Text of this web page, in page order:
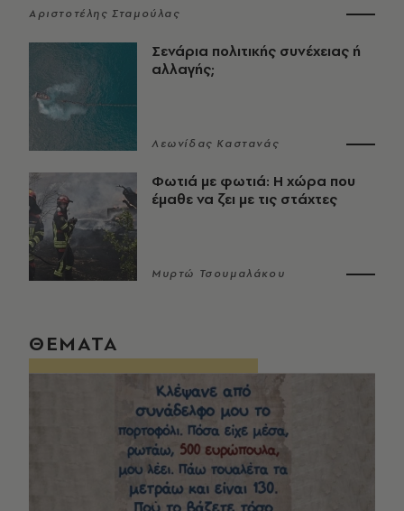
Αριστοτέλης Σταμούλας
Σενάρια πολιτικής συνέχειας ή
αλλαγής;
Λεωνίδας Καστανάς
Φωτιά με φωτιά: Η χώρα που
έμαθε να ζει με τις στάχτες
Μυρτώ Τσουμαλάκου
ΘΕΜΑΤΑ